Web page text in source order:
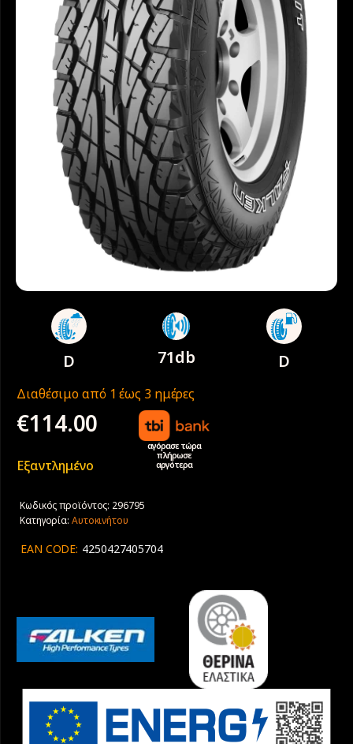
D 71db D
Διαθέσιμο από 1 έως 3 ημέρες
€114.00
αγόρασε τώρα
πλήρωσε
αργότερα
Εξαντλημένο
Κωδικός προϊόντος: 296795
Κατηγορία: Αυτοκινήτου
EAN CODE: 4250427405704